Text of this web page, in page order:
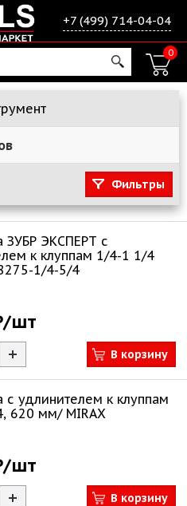
+7 (499) 714-04-04
0
Фильтры
ЗУБР ЭКСПЕРТ с
к клуппам 1/4-1 1/4
1/4-5/4
/шт
В корзину
с удлинителем к клуппам
620 мм/ MIRAX
/шт
В корзину